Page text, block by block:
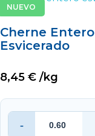
Cherne Entero
Esvicerado
8,45 € /kg
-
NUEVO